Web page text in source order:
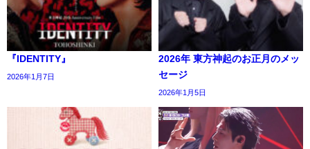
『IDENTITY』
2026年1月7日
2026年 東方神起のお正月のメッ
セージ
2026年1月5日